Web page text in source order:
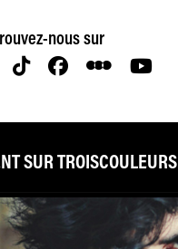
nous sur
SUR TROISCOULEURS